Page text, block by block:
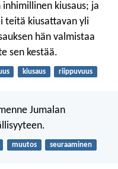
kiusaus; ja
teitä kiusattavan yli
hän valmistaa
sen kestää.
kiusaus riippuvuus
Jumalan
muutos seuraaminen